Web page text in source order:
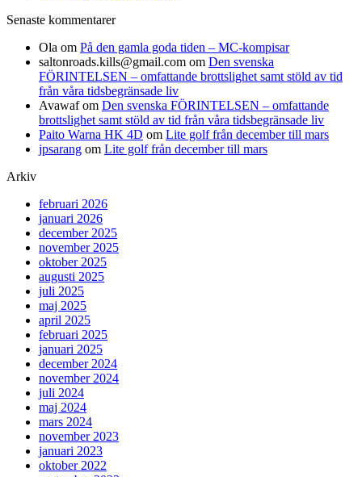
Senaste kommentarer
Ola om På den gamla goda tiden – MC-kompisar
saltonroads.kills@gmail.com om Den svenska
FÖRINTELSEN – omfattande brottslighet samt stöld av tid
från våra tidsbegränsade liv
Avawafom Den svenska FÖRINTELSEN – omfattande
brottslighet samt stöld av tid från våra tidsbegränsade liv
Paito Warna HK 4D om Lite golf från december till mars
jpsarang om Lite golf från december till mars
Arkiv
februari 2026
januari 2026
december 2025
november 2025
oktober 2025
augusti 2025
juli 2025
maj 2025
april 2025
februari 2025
januari 2025
december 2024
november 2024
juli 2024
maj 2024
mars 2024
november 2023
januari 2023
oktober 2022